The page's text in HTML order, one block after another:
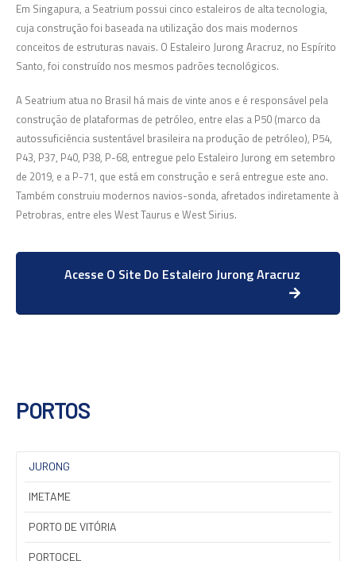
Em Singapura, a Seatrium possui cinco estaleiros de alta tecnologia,
cuja construção foi baseada na utilização dos mais modernos
conceitos de estruturas navais. O Estaleiro Jurong Aracruz, no Espírito
Santo, foi construído nos mesmos padrões tecnológicos.
A Seatrium atua no Brasil há mais de vinte anos e é responsável pela
construção de plataformas de petróleo, entre elas a P50 (marco da
autossuficiência sustentável brasileira na produção de petróleo), P54,
P43, P37, P40, P38, P-68, entregue pelo Estaleiro Jurong em setembro
de 2019, e a P-71, que está em construção e será entregue este ano.
Também construiu modernos navios-sonda, afretados indiretamente à
Petrobras, entre eles West Taurus e West Sirius.
Acesse O Site Do Estaleiro Jurong Aracruz
PORTOS
JURONG
IMETAME
PORTO DE VITÓRIA
PORTOCEL